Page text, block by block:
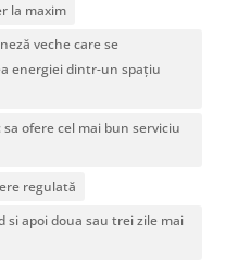
la maxim
veche care se
energiei dintr-un spațiu
ofere cel mai bun serviciu
regulată
apoi doua sau trei zile mai